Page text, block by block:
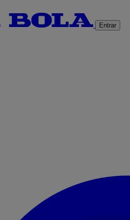
Entrar